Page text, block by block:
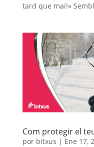
tard que mai!»
Com protegir el
por bitxus | Ene 17,